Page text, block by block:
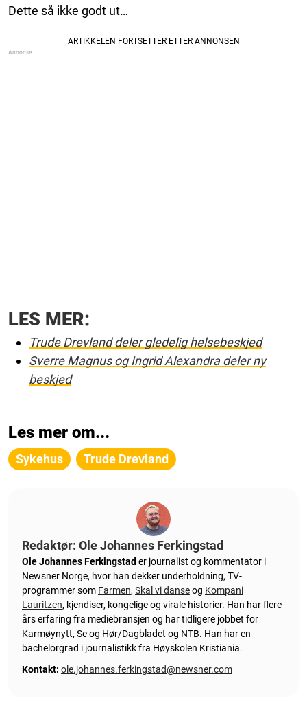
Dette så ikke godt ut…
LES MER:
Trude Drevland deler gledelig helsebeskjed
Sverre Magnus og Ingrid Alexandra deler ny
beskjed
Les mer om...
Sykehus Trude Drevland
Redaktør: Ole Johannes Ferkingstad
Ole Johannes Ferkingstad er journalist og kommentator i
Newsner Norge, hvor han dekker underholdning, TV-
programmer som Farmen,Skal vi danseog Kompani
Lauritzen, kjendiser, kongelige og virale historier. Han har flere
års erfaring fra mediebransjen og har tidligere jobbet for
Karmøynytt, Se og Hør/Dagbladet og NTB. Han har en
bachelorgrad i journalistikk fra Høyskolen Kristiania.
Kontakt: ole.johannes.ferkingstad@newsner.com